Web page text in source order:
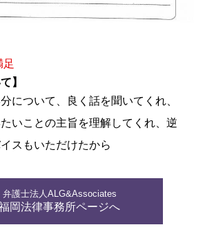
足
】
について、良く話を聞いてくれ、
いことの主旨を理解してくれ、逆
スもいただけたから
弁護士法人ALG&Associates
岡法律事務所ページへ